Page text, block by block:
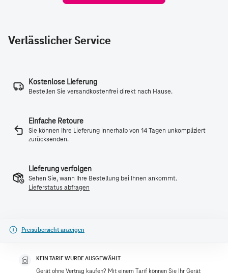
Verlässlicher Service
Kostenlose Lieferung
Bestellen Sie versandkostenfrei direkt nach Hause.
Einfache Retoure
Sie können Ihre Lieferung innerhalb von 14 Tagen unkompliziert
zurücksenden.
Lieferung verfolgen
Sehen Sie, wann Ihre Bestellung bei Ihnen ankommt.
Lieferstatus abfragen
Preisübersicht anzeigen
KEIN TARIF WURDE AUSGEWÄHLT
Gerät ohne Vertrag kaufen? Mit einem Tarif können Sie Ihr Gerät